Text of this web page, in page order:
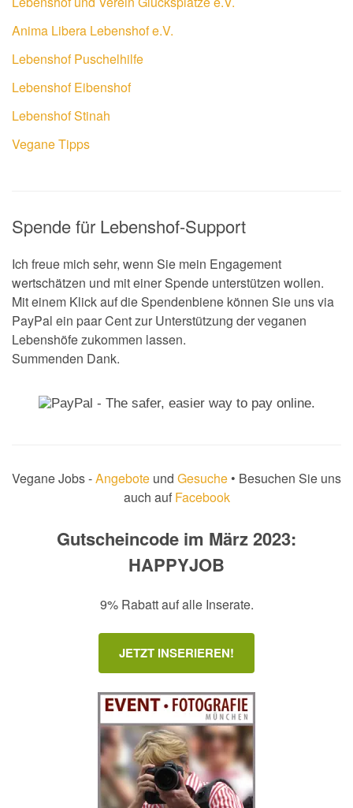
Anima Libera Lebenshof e.V.
Lebenshof Puschelhilfe
Lebenshof Eibenshof
Lebenshof Stinah
Vegane Tipps
Spende für Lebenshof-Support
Ich freue mich sehr, wenn Sie mein Engagement
wertschätzen und mit einer Spende unterstützen wollen.
Mit einem Klick auf die Spendenbiene können Sie uns via
PayPal ein paar Cent zur Unterstützung der veganen
Lebenshöfe zukommen lassen.
Summenden Dank.
Vegane Jobs -Angebote und Gesuche • Besuchen Sie uns
auch auf Facebook
Gutscheincode im März 2023:
HAPPYJOB
9% Rabatt auf alle Inserate.
JETZT INSERIEREN!